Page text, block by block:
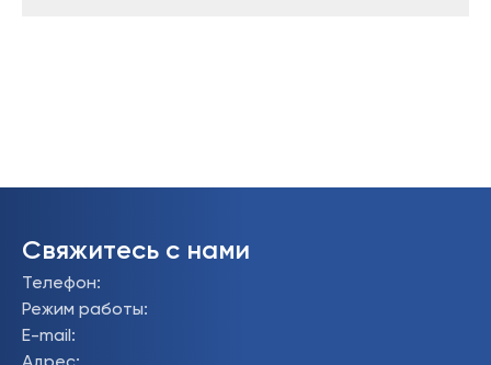
Свяжитесь с нами
Телефон:
Режим работы:
E-mail :